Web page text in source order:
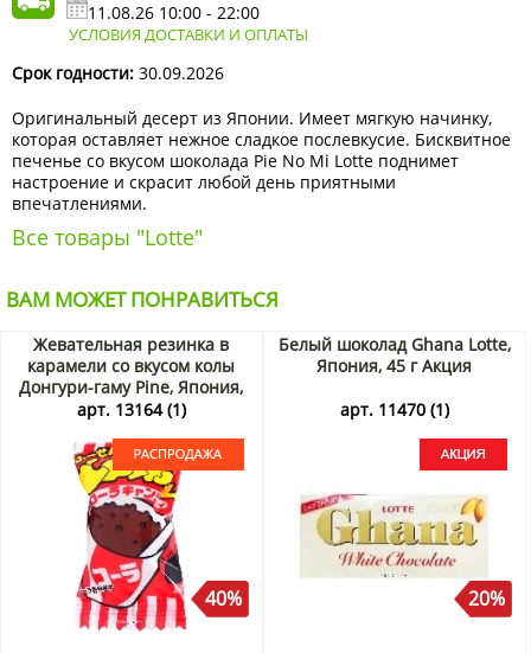
11.08.26 10:00 - 22:00
УСЛОВИЯ ДОСТАВКИ И ОПЛАТЫ
Срок годности: 30.09.2026
Оригинальный десерт из Японии. Имеет мягкую начинку,
которая оставляет нежное сладкое послевкусие. Бисквитное
печенье со вкусом шоколада Pie No Mi Lotte поднимет
настроение и скрасит любой день приятными
впечатлениями.
Все товары "Lotte"
ВАМ МОЖЕТ ПОНРАВИТЬСЯ
Жевательная резинка в
карамели со вкусом колы
Донгури-гаму Pine, Япония,
6 г. Срок до 30.09.2026.
арт. 13164 (1)
40%
Белый шоколад Ghana Lotte,
Япония, 45 г Акция
арт. 11470 (1)
20%